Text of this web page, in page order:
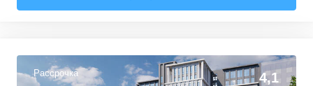
36,06–62,7м² 69 предложений
Рассрочка 4,1